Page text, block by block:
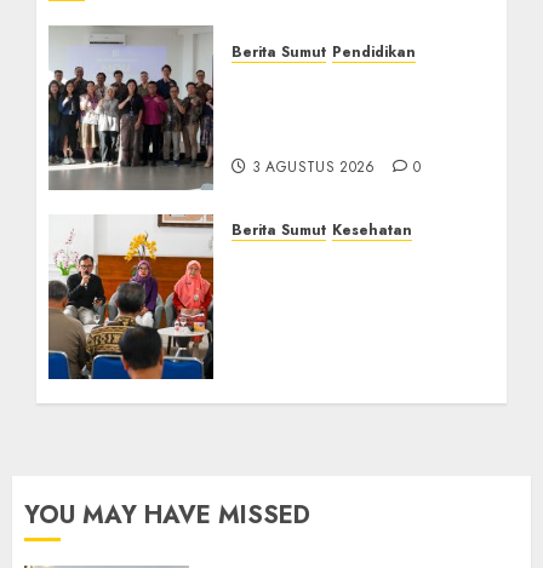
Berita Sumut Pendidikan
3 AGUSTUS 2026 0
Berita Sumut Kesehatan
16 JULI 2026 0
YOU MAY HAVE MISSED